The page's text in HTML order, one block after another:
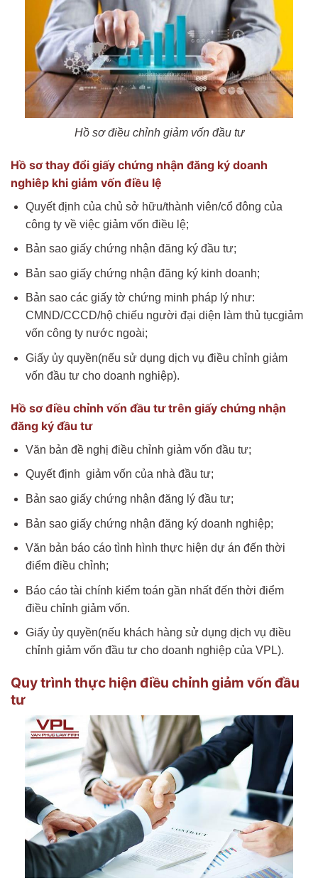
Hồ sơ điều chỉnh giảm vốn đầu tư
Hồ sơ thay đổi giấy chứng nhận đăng ký doanh
nghiêp khi giảm vốn điều lệ
Quyết định của chủ sở hữu/thành viên/cổ đông của
công ty về việc giảm vốn điều lệ;
Bản sao giấy chứng nhận đăng ký đầu tư;
Bản sao giấy chứng nhận đăng ký kinh doanh;
Bản sao các giấy tờ chứng minh pháp lý như:
CMND/CCCD/hộ chiếu người đại diện làm thủ tụcgiảm
vốn công ty nước ngoài;
Giấy ủy quyền(nếu sử dụng dịch vụ điều chỉnh giảm
vốn đầu tư cho doanh nghiệp).
Hồ sơ điều chỉnh vốn đầu tư trên giấy chứng nhận
đăng ký đầu tư
Văn bản đề nghị điều chỉnh giảm vốn đầu tư;
Quyết định giảm vốn của nhà đầu tư;
Bản sao giấy chứng nhận đăng lý đầu tư;
Bản sao giấy chứng nhận đăng ký doanh nghiệp;
Văn bản báo cáo tình hình thực hiện dự án đến thời
điểm điều chỉnh;
Báo cáo tài chính kiểm toán gần nhất đến thời điểm
điều chỉnh giảm vốn.
Giấy ủy quyền(nếu khách hàng sử dụng dịch vụ điều
chỉnh giảm vốn đầu tư cho doanh nghiệp của VPL).
Quy trình thực hiện điều chỉnh giảm vốn đầu
tư